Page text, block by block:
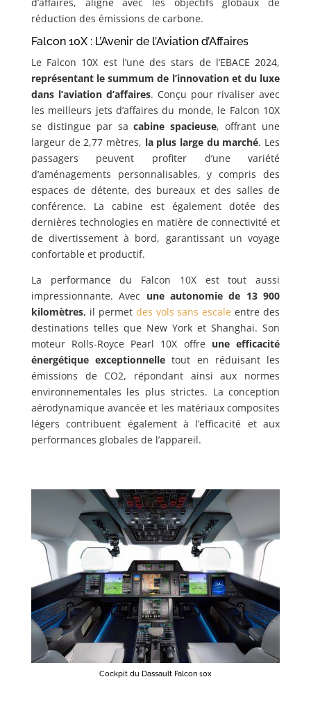
réduction des émissions de carbone.
Falcon 10X : L’Avenir de l’Aviation d’Affaires
Le Falcon 10X est l’une des stars de l’EBACE 2024,
représentant le summum de l’innovation et du luxe
dans l’aviation d’affaires. Conçu pour rivaliser avec
les meilleurs jets d’affaires du monde, le Falcon 10X
se distingue par sacabine spacieuse, offrant une
largeur de 2,77 mètres, la plus large du marché. Les
passagers peuvent profiter d’une variété
d’aménagements personnalisables, y compris des
espaces de détente, des bureaux et des salles de
conférence. La cabine est également dotée des
dernières technologies en matière de connectivité et
de divertissement à bord, garantissant un voyage
confortable et productif.
La performance du Falcon 10X est tout aussi
impressionnante. Avec une autonomie de 13 900
kilomètres, il permet des vols sans escale entre des
destinations telles que New York et Shanghai. Son
moteur Rolls-Royce Pearl 10X offre une efficacité
énergétique exceptionnelletout en réduisant les
émissions de CO2, répondant ainsi aux normes
environnementales les plus strictes. La conception
aérodynamique avancée et les matériaux composites
légers contribuent également à l’efficacité et aux
performances globales de l’appareil.
Cockpit du Dassault Falcon 10x